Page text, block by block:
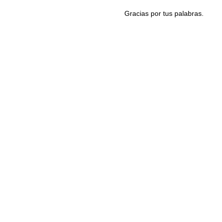
Gracias por tus palabras.